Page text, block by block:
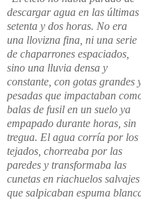
descargar agua en las últimas
setenta y dos horas. No era
una llovizna fina, ni una serie
de chaparrones espaciados,
sino una lluvia densa y
constante, con gotas grandes
pesadas que impactaban
balas de fusil en un suelo ya
empapado durante horas, sin
tregua. El agua corría por los
tejados, chorreaba por las
paredes y transformaba las
cunetas en riachuelos salvajes
que salpicaban espuma